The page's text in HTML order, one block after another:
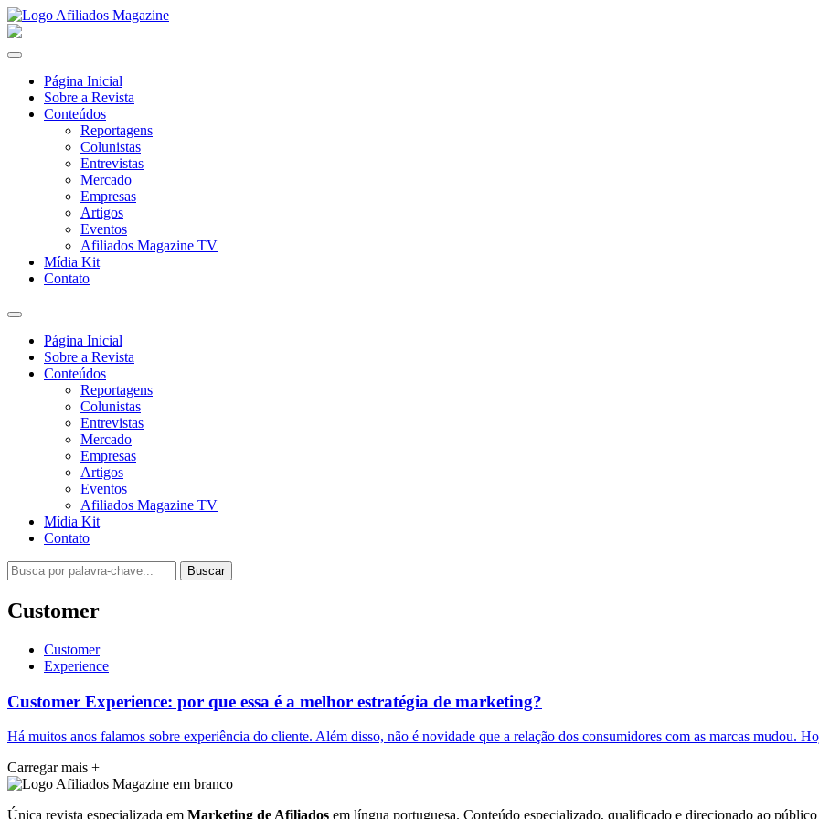
Página Inicial
Sobre a Revista
Conteúdos
Reportagens
Colunistas
Entrevistas
Mercado
Empresas
Artigos
Eventos
Afiliados Magazine TV
Mídia Kit
Contato
Página Inicial
Sobre a Revista
Conteúdos
Reportagens
Colunistas
Entrevistas
Mercado
Empresas
Artigos
Eventos
Afiliados Magazine TV
Mídia Kit
Contato
Buscar
Customer
Customer
Experience
Customer Experience: por que essa é a melhor estratégia de marketing?
Há muitos anos falamos sobre experiência do cliente. Além disso, não é novidade que a relação dos consumidores com as marcas mudou.
Carregar mais +
Única revista especializada em Marketing de Afiliados em língua portuguesa. Conteúdo especializado, qualificado e direcionado ao